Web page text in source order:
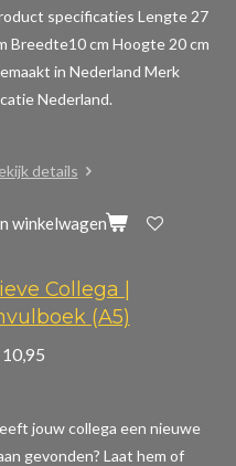
specificaties Lengte 27
Breedte10 cm Hoogte 20 cm
in Nederland Merk
Nederland.
details
winkelwagen
Collega |
(A5)
jouw collega een nieuwe
gevonden? Laat hem of